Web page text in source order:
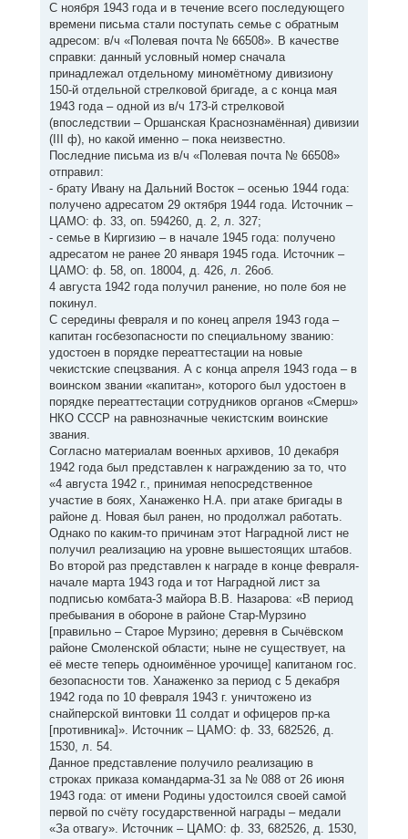
С ноября 1943 года и в течение всего последующего
времени письма стали поступать семье с обратным
адресом: в/ч «Полевая почта № 66508». В качестве
справки: данный условный номер сначала
принадлежал отдельному миномётному дивизиону
150-й отдельной стрелковой бригаде, а с конца мая
1943 года – одной из в/ч 173-й стрелковой
(впоследствии – Оршанская Краснознамённая) дивизии
(III ф), но какой именно – пока неизвестно.
Последние письма из в/ч «Полевая почта № 66508»
отправил:
- брату Ивану на Дальний Восток – осенью 1944 года:
получено адресатом 29 октября 1944 года. Источник –
ЦАМО: ф. 33, оп. 594260, д. 2, л. 327;
- семье в Киргизию – в начале 1945 года: получено
адресатом не ранее 20 января 1945 года. Источник –
ЦАМО: ф. 58, оп. 18004, д. 426, л. 26об.
4 августа 1942 года получил ранение, но поле боя не
покинул.
С середины февраля и по конец апреля 1943 года –
капитан госбезопасности по специальному званию:
удостоен в порядке переаттестации на новые
чекистские спецзвания. А с конца апреля 1943 года – в
воинском звании «капитан», которого был удостоен в
порядке переаттестации сотрудников органов «Смерш»
НКО СССР на равнозначные чекистским воинские
звания.
Согласно материалам военных архивов, 10 декабря
1942 года был представлен к награждению за то, что
«4 августа 1942 г., принимая непосредственное
участие в боях, Ханаженко Н.А. при атаке бригады в
районе д. Новая был ранен, но продолжал работать.
Однако по каким-то причинам этот Наградной лист не
получил реализацию на уровне вышестоящих штабов.
Во второй раз представлен к награде в конце февраля-
начале марта 1943 года и тот Наградной лист за
подписью комбата-3 майора В.В. Назарова: «В период
пребывания в обороне в районе Стар-Мурзино
[правильно – Старое Мурзино; деревня в Сычёвском
районе Смоленской области; ныне не существует, на
её месте теперь одноимённое урочище] капитаном гос.
безопасности тов. Ханаженко за период с 5 декабря
1942 года по 10 февраля 1943 г. уничтожено из
снайперской винтовки 11 солдат и офицеров пр-ка
[противника]». Источник – ЦАМО: ф. 33, 682526, д.
1530, л. 54.
Данное представление получило реализацию в
строках приказа командарма-31 за № 088 от 26 июня
1943 года: от имени Родины удостоился своей самой
первой по счёту государственной награды – медали
«За отвагу». Источник – ЦАМО: ф. 33, 682526, д. 1530,